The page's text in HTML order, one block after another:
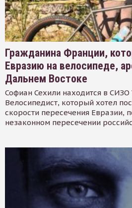
Гражданина Франции,
Евразию на велосипеде,
Дальнем Востоке
Софиан Сехили находится в СИЗО
Велосипедист, который хотел
скорости пересечения Евразии,
незаконном пересечении